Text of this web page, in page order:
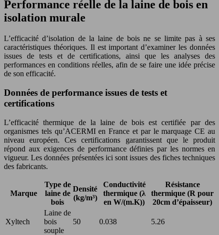
Performance réelle de la laine de bois en
isolation murale
L’efficacité d’isolation de la laine de bois ne se limite pas à ses
caractéristiques théoriques. Il est important d’examiner les données
issues de tests et de certifications, ainsi que les analyses des
performances en conditions réelles, afin de se faire une idée précise
de son efficacité.
Données de performance issues de tests et
certifications
L’efficacité thermique de la laine de bois est certifiée par des
organismes tels qu’ACERMI en France et par le marquage CE au
niveau européen. Ces certifications garantissent que le produit
répond aux exigences de performance définies par les normes en
vigueur. Les données présentées ici sont issues des fiches techniques
des fabricants.
Marque
Type de
laine de
bois
Densité
(kg/m³)
Conductivité
thermique (λ
en W/(m.K))
Résistance
thermique (R pour
20cm d’épaisseur)
Xyltech
Laine de
bois
souple
50 0.038 5.26